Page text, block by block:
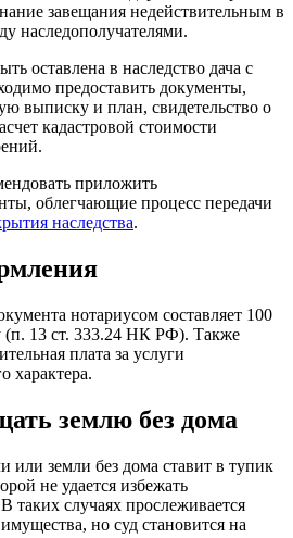
завещания недействительным в
наследополучателями.
оставлена в наследство дача с
предоставить документы,
выписку и план, свидетельство о
кадастровой стоимости
приложить
облегчающие процесс передачи
наследства.
нотариусом составляет 100
(п. 13 ст. 333.24 НК РФ). Также
плата за услуги
характера.
землю без дома
или земли без дома ставит в тупик
не удается избежать
таких случаях прослеживается
но суд становится на